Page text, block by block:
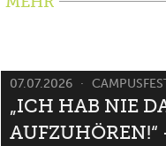
07.07.2026
„ICH HAB NIE